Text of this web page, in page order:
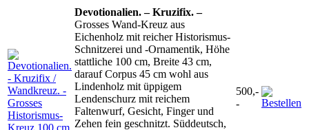
Devotionalien. – Kruzifix. –
Grosses Wand-Kreuz aus
Eichenholz mit reicher Historismus-
Schnitzerei und -Ornamentik, Höhe
stattliche 100 cm, Breite 43 cm,
darauf Corpus 45 cm wohl aus
Lindenholz mit üppigem
Lendenschurz mit reichem
Faltenwurf, Gesicht, Finger und
Zehen fein geschnitzt. Süddeutsch,
500,-
-